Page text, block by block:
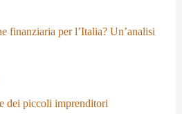
finanziaria per l’Italia? Un’analisi
dei piccoli imprenditori